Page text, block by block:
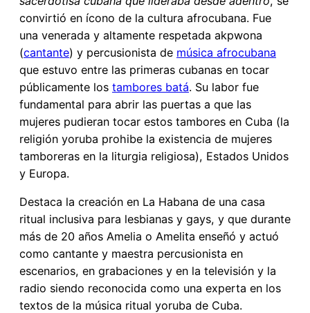
convirtió en ícono de la cultura afrocubana. Fue
una venerada y altamente respetada akpwona
(cantante) y percusionista de música afrocubana
que estuvo entre las primeras cubanas en tocar
públicamente los tambores batá. Su labor fue
fundamental para abrir las puertas a que las
mujeres pudieran tocar estos tambores en Cuba (la
religión yoruba prohibe la existencia de mujeres
tamboreras en la liturgia religiosa), Estados Unidos
y Europa.
Destaca la creación en La Habana de una casa
ritual inclusiva para lesbianas y gays, y que durante
más de 20 años Amelia o Amelita enseñó y actuó
como cantante y maestra percusionista en
escenarios, en grabaciones y en la televisión y la
radio siendo reconocida como una experta en los
textos de la música ritual yoruba de Cuba.